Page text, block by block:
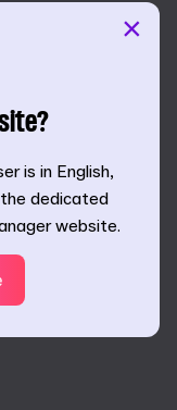
de 110 ligas
al núcleo de
FM20
ambición y
futbolística hoy
is in English,
dedicated
website.
×